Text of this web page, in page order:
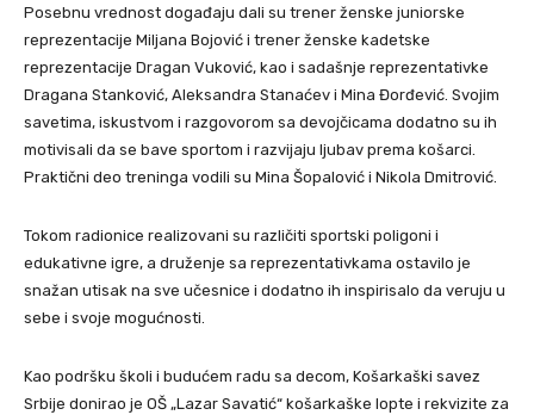
Posebnu vrednost događaju dali su trener ženske juniorske
reprezentacije Miljana Bojović i trener ženske kadetske
reprezentacije Dragan Vuković, kao i sadašnje reprezentativke
Dragana Stanković, Aleksandra Stanaćev i Mina Đorđević. Svojim
savetima, iskustvom i razgovorom sa devojčicama dodatno su ih
motivisali da se bave sportom i razvijaju ljubav prema košarci.
Praktični deo treninga vodili su Mina Šopalović i Nikola Dmitrović.
Tokom radionice realizovani su različiti sportski poligoni i
edukativne igre, a druženje sa reprezentativkama ostavilo je
snažan utisak na sve učesnice i dodatno ih inspirisalo da veruju u
sebe i svoje mogućnosti.
Kao podršku školi i budućem radu sa decom, Košarkaški savez
Srbije donirao je OŠ „Lazar Savatić“ košarkaške lopte i rekvizite za